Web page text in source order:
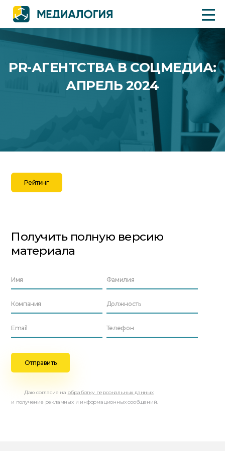
PR-АГЕНТСТВА В СОЦМЕДИА:
АПРЕЛЬ 2024
Рейтинг
Получить полную версию
материала
Даю согласие на обработку персональных данных
и получение рекламных и информационных сообщений.